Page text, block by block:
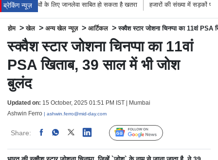
ब्रेकिंग न्यूज़साबित हो सकता है खतरा हजारों की संख्या में सड़कों पर उतरे किसान, नागपुर-
होम >खेल > अन्य खेल न्यूज़ > आर्टिकल >स्क्वैश स्टार जोशना चिनप्पा का 11वां
स्क्वैश स्टार जोशना चिनप्पा का 11वां
PSA खिताब, 39 साल में भी जोश
बुलंद
Updated on: 15 October, 2025 01:51 PM IST | Mumbai
Ashwin Ferro | ashwin.ferro@mid-day.com
Share: Linked Follow Us